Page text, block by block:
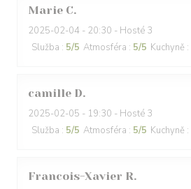
Marie C
2025-02-04 - 20:30 - Hosté 3
Služba : 5/5 Atmosféra : 5/5 Kuchyně :
camille D
2025-02-05 - 19:30 - Hosté 3
Služba : 5/5 Atmosféra : 5/5 Kuchyně :
Francois-Xavier R